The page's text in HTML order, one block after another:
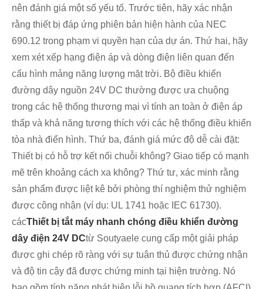
nên đánh giá một số yếu tố. Trước tiên, hãy xác nhận
rằng thiết bị đáp ứng phiên bản hiện hành của NEC
690.12 trong phạm vi quyền hạn của dự án. Thứ hai, hãy
xem xét xếp hạng điện áp và dòng điện liên quan đến
cấu hình mảng năng lượng mặt trời. Bộ điều khiển
đường dây nguồn 24V DC thường được ưa chuộng
trong các hệ thống thương mại vì tính an toàn ở điện áp
thấp và khả năng tương thích với các hệ thống điều khiển
tòa nhà điển hình. Thứ ba, đánh giá mức độ dễ cài đặt:
Thiết bị có hỗ trợ kết nối chuỗi không? Giao tiếp có mạnh
mẽ trên khoảng cách xa không? Thứ tư, xác minh rằng
sản phẩm được liệt kê bởi phòng thí nghiệm thử nghiệm
được công nhận (ví dụ: UL 1741 hoặc IEC 61730).
cácThiết bị tắt máy nhanh chóng điều khiển đường
dây điện 24V DCtừ Soutyaele cung cấp một giải pháp
được ghi chép rõ ràng với sự tuân thủ được chứng nhận
và độ tin cậy đã được chứng minh tại hiện trường. Nó